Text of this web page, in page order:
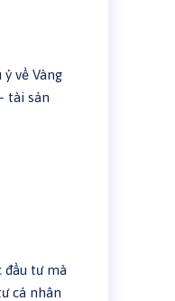
ý về Vàng
tài sản
đầu tư mà
cá nhân